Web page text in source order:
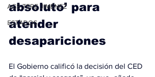
AGS-TERE JIMÉNEZ
ESTADOS
absoluto’ para
atender
desapariciones
El Gobierno calificó la decisión del CED